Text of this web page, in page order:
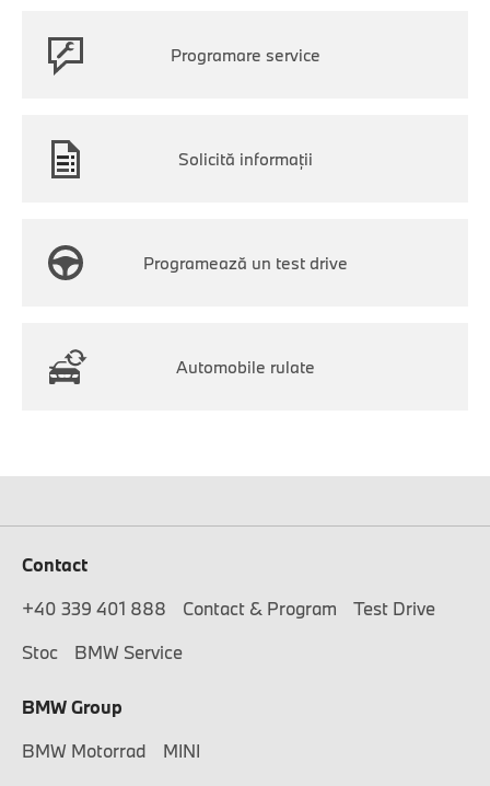
Programare service
Solicită informații
Programează un test drive
Automobile rulate
Contact
+40 339 401 888
Contact & Program
Test Drive
Stoc
BMW Service
BMW Group
BMW Motorrad
MINI